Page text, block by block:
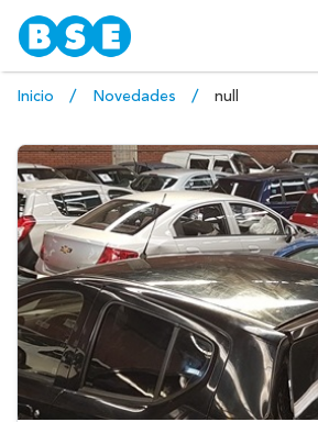
Inicio Novedades null